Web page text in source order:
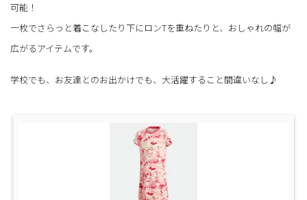
可能！
一枚でさらっと着こなしたり下にロンTを重ねたりと、おしゃれの幅が
広がるアイテムです。
学校でも、お友達とのお出かけでも、大活躍すること間違いなし♪